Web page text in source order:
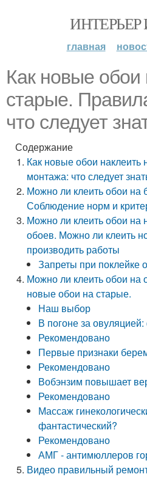
ИНТЕРЬЕР
главная
Как новые обои
старые.
что следует
Содержание
Как новые обои
монтажа: что следует
Можно ли клеить обои на
Соблюдение норм и
Можно ли клеить обои на
обоев. Можно ли клеить
производить работы
Запреты при поклейке
Можно ли клеить обои на
новые обои на старые.
Наш выбор
В погоне за
Рекомендовано
Первые признаки
Рекомендовано
Вобэнзим повышает
Рекомендовано
Массаж
фантастический?
Рекомендовано
АМГ - антимюллеров
Видео правильный